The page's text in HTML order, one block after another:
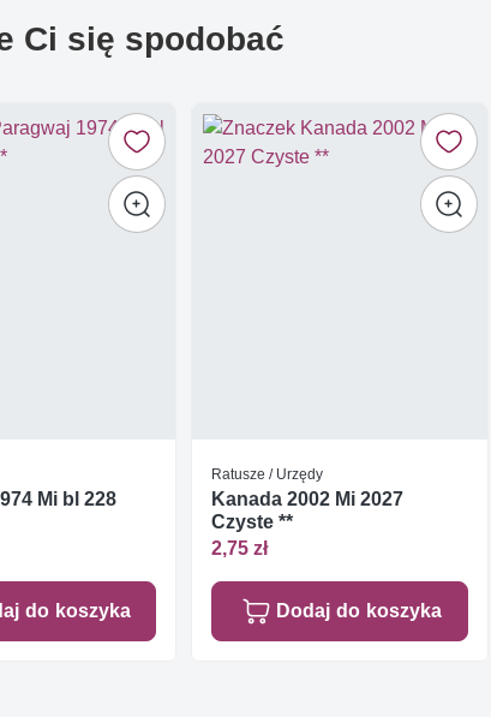
Ci się spodobać
Mi bl 228
do koszyka
Ratusze / Urzędy
Kanada 2002 Mi 2027
Czyste **
2,75 zł
Dodaj do koszyka